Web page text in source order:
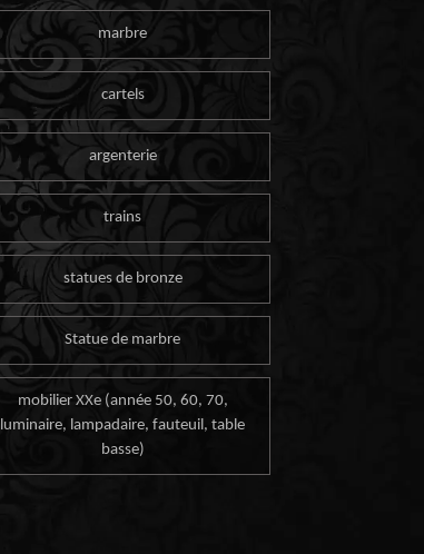
marbre
cartels
argenterie
trains
statues de bronze
Statue de marbre
mobilier XXe (année 50, 60, 70,
luminaire, lampadaire, fauteuil, table
basse)